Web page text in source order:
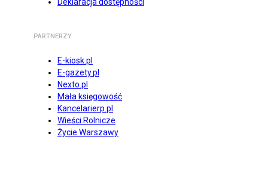
PARTNERZY
E-kiosk.pl
E-gazety.pl
Nexto.pl
Mała księgowość
Kancelarierp.pl
Wieści Rolnicze
Życie Warszawy